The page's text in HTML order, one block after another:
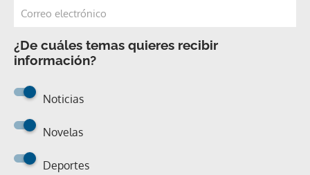
¿De cuáles temas quieres recibir
información?
Noticias
Novelas
Deportes